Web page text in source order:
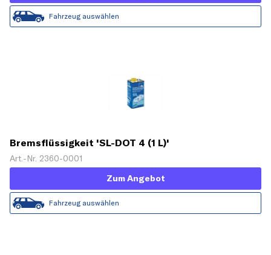
Fahrzeug auswählen
Bremsflüssigkeit 'SL-DOT 4 (1 L)'
Art.-Nr. 2360-0001
Zum Angebot
Fahrzeug auswählen